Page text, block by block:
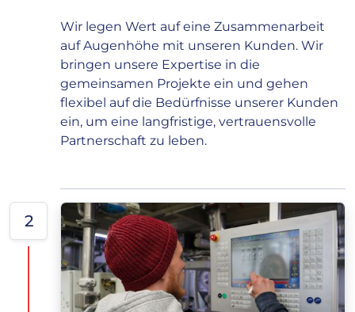
Wir legen Wert auf eine Zusammenarbeit
auf Augenhöhe mit unseren Kunden. Wir
bringen unsere Expertise in die
gemeinsamen Projekte ein und gehen
flexibel auf die Bedürfnisse unserer Kunden
ein, um eine langfristige, vertrauensvolle
Partnerschaft zu leben.
2